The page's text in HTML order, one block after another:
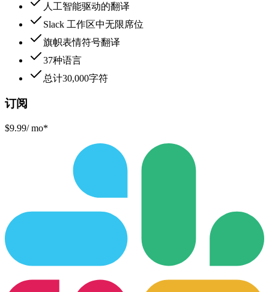
人工智能驱动的翻译
Slack 工作区中无限席位
旗帜表情符号翻译
37种语言
总计30,000字符
订阅
$9.99/ mo*